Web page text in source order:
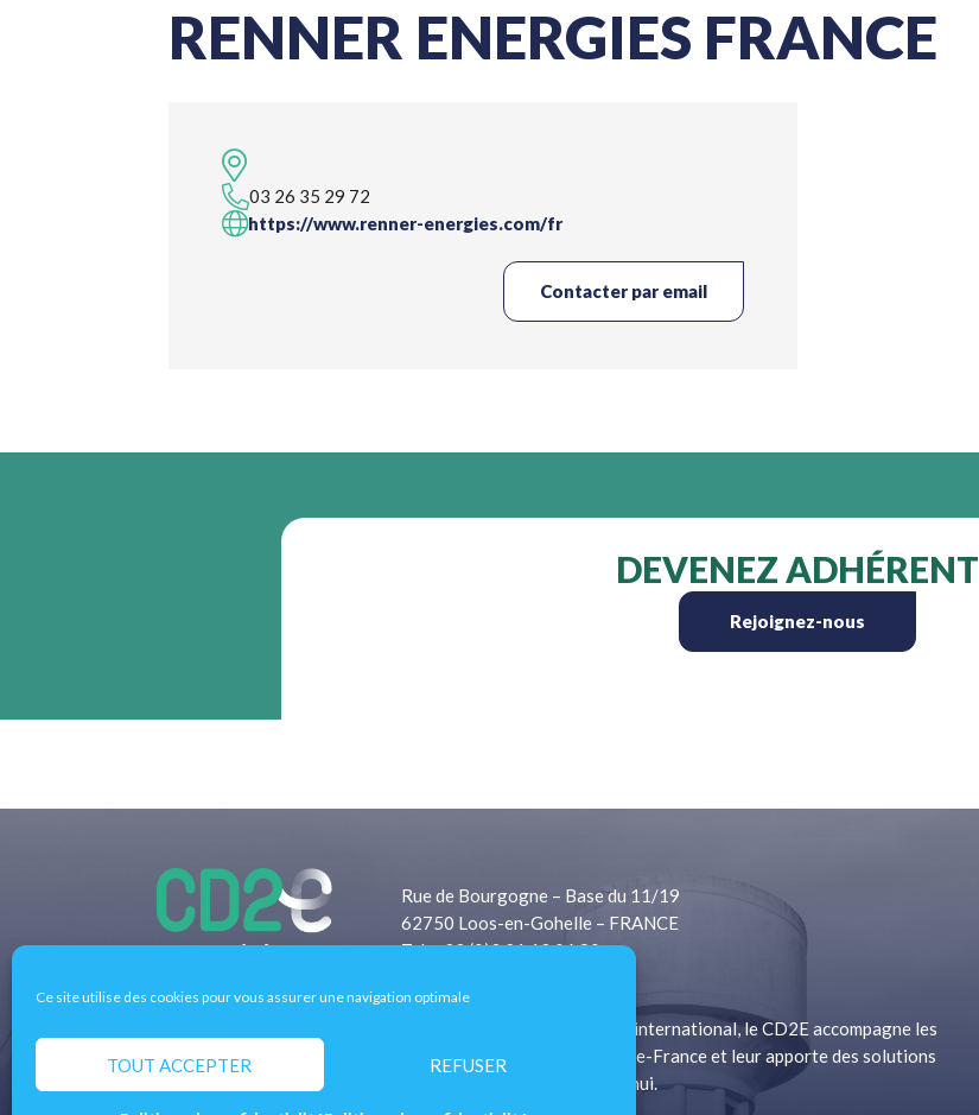
Ce site utilise des cookies pour vous assurer une navigation optimale
TOUT ACCEPTER REFUSER
RENNER ENERGIES FRANCE
03 26 35 29 72
https://www.renner-energies.com/fr
Contacter par email
DEVENEZ ADHÉRENT
Rejoignez-nous
Rue de Bourgogne – Base du 11/19
62750 Loos-en-Gohelle – FRANCE
Tel: +33 (0)3 21 13 06 80
Pôle d’excellence régional de l’éco-transition à rayonnement international, le CD2E accompagne les
entreprises, les territoires et les filières de la Région Hauts-de-France et leur apporte des solutions
concrètes aux enjeux économiques et écologiques d’aujourd’hui.